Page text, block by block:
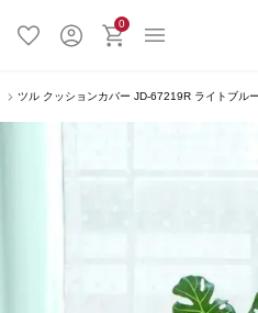
0
ツル クッションカバー JD-67219R ライトブル